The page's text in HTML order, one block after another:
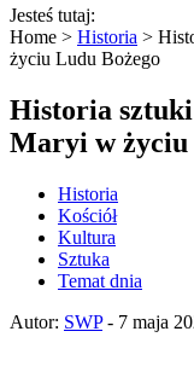
Jesteś tutaj:
Home > Historia >
życiu Ludu Bożego
Historia sztuki
Maryi w życiu
Historia
Kościół
Kultura
Sztuka
Temat dnia
Autor: SWP- 7 maja